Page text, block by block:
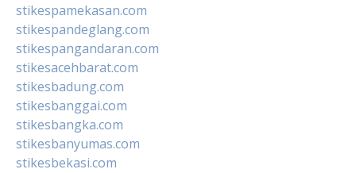
stikespamekasan.com
stikespandeglang.com
stikespangandaran.com
stikesacehbarat.com
stikesbadung.com
stikesbanggai.com
stikesbangka.com
stikesbanyumas.com
stikesbekasi.com